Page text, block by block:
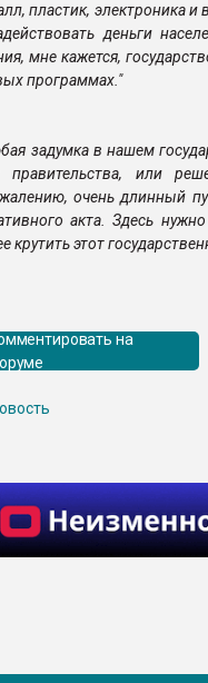
пластик, электроника и
деньги
мне кажется,
программах."
задумка в нашем
правительства, или
очень длинный
акта. Здесь
крутить этот
на